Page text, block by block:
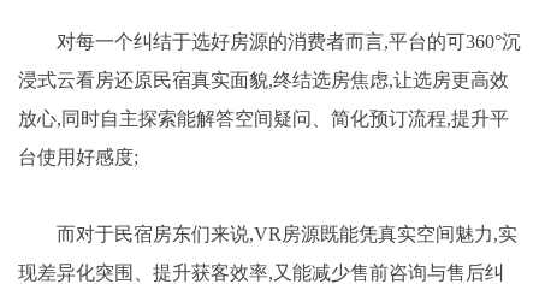
对每一个纠结于选好房源的消费者而言,平台的可360°沉
浸式云看房还原民宿真实面貌,终结选房焦虑,让选房更高效
放心,同时自主探索能解答空间疑问、简化预订流程,提升平
台使用好感度;
而对于民宿房东们来说,VR房源既能凭真实空间魅力,实
现差异化突围、提升获客效率,又能减少售前咨询与售后纠